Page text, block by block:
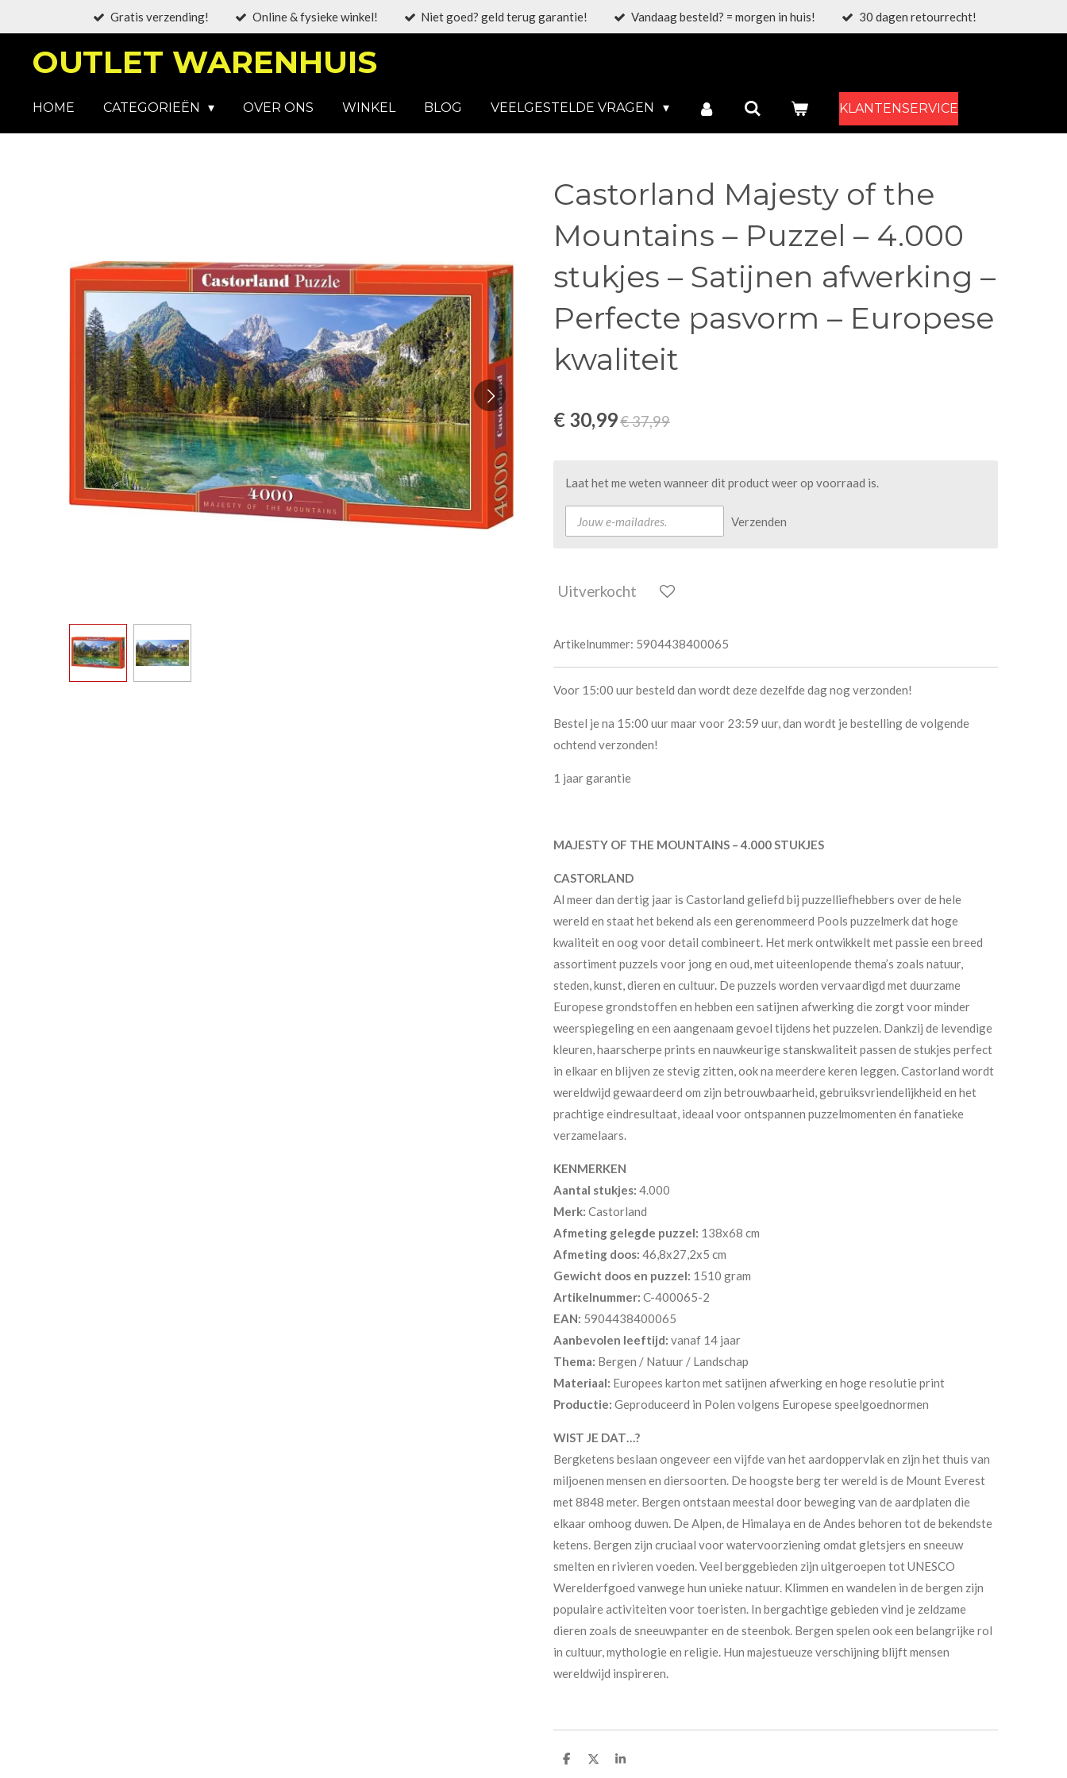
hoofdinhoud
Gratis verzending! Online & fysieke winkel! Niet goed? geld terug garantie! Vandaag besteld? = morgen in huis! 30 dagen retourrecht!
OUTLET WARENHUIS
HOME CATEGORIEËN OVER ONS WINKEL BLOG VEELGESTELDE VRAGEN KLANTENSERVICE
Castorland Majesty of the
Mountains – Puzzel – 4.000
stukjes – Satijnen afwerking –
Perfecte pasvorm – Europese
kwaliteit
€ 30,99€ 37,99
Laat het me weten wanneer dit product weer op voorraad is.
Verzenden
Uitverkocht
Artikelnummer: 5904438400065
Voor 15:00 uur besteld dan wordt deze dezelfde dag nog verzonden!
Bestel je na 15:00 uur maar voor 23:59 uur, dan wordt je bestelling de volgende
ochtend verzonden!
1 jaar garantie
MAJESTY OF THE MOUNTAINS – 4.000 STUKJES
CASTORLAND
Al meer dan dertig jaar is Castorland geliefd bij puzzelliefhebbers over de hele
wereld en staat het bekend als een gerenommeerd Pools puzzelmerk dat hoge
kwaliteit en oog voor detail combineert. Het merk ontwikkelt met passie een breed
assortiment puzzels voor jong en oud, met uiteenlopende thema’s zoals natuur,
steden, kunst, dieren en cultuur. De puzzels worden vervaardigd met duurzame
Europese grondstoffen en hebben een satijnen afwerking die zorgt voor minder
weerspiegeling en een aangenaam gevoel tijdens het puzzelen. Dankzij de levendige
kleuren, haarscherpe prints en nauwkeurige stanskwaliteit passen de stukjes perfect
in elkaar en blijven ze stevig zitten, ook na meerdere keren leggen. Castorland wordt
wereldwijd gewaardeerd om zijn betrouwbaarheid, gebruiksvriendelijkheid en het
prachtige eindresultaat, ideaal voor ontspannen puzzelmomenten én fanatieke
verzamelaars.
KENMERKEN
Aantal stukjes: 4.000
Merk: Castorland
Afmeting gelegde puzzel: 138x68 cm
Afmeting doos: 46,8x27,2x5 cm
Gewicht doos en puzzel: 1510 gram
Artikelnummer: C-400065-2
EAN: 5904438400065
Aanbevolen leeftijd: vanaf 14 jaar
Thema: Bergen / Natuur / Landschap
Materiaal: Europees karton met satijnen afwerking en hoge resolutie print
Productie: Geproduceerd in Polen volgens Europese speelgoednormen
WIST JE DAT…?
Bergketens beslaan ongeveer een vijfde van het aardoppervlak en zijn het thuis van
miljoenen mensen en diersoorten. De hoogste berg ter wereld is de Mount Everest
met 8848 meter. Bergen ontstaan meestal door beweging van de aardplaten die
elkaar omhoog duwen. De Alpen, de Himalaya en de Andes behoren tot de bekendste
ketens. Bergen zijn cruciaal voor watervoorziening omdat gletsjers en sneeuw
smelten en rivieren voeden. Veel berggebieden zijn uitgeroepen tot UNESCO
Werelderfgoed vanwege hun unieke natuur. Klimmen en wandelen in de bergen zijn
populaire activiteiten voor toeristen. In bergachtige gebieden vind je zeldzame
dieren zoals de sneeuwpanter en de steenbok. Bergen spelen ook een belangrijke rol
in cultuur, mythologie en religie. Hun majestueuze verschijning blijft mensen
wereldwijd inspireren.
D
D
S